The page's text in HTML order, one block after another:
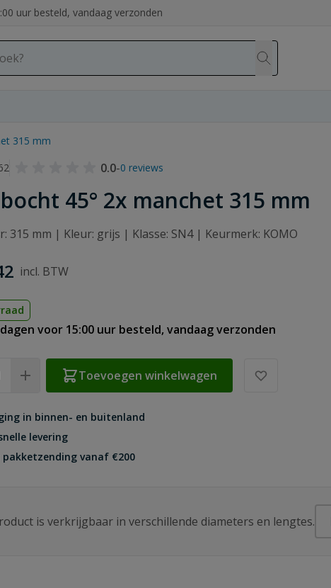
uur besteld, vandaag verzonden
315 mm
0.0-0 reviews
bocht 45° 2x manchet 315 mm
315 mm | Kleur: grijs | Klasse: SN4 | Keurmerk: KOMO
voor 15:00 uur besteld, vandaag verzonden
Toevoegen winkelwagen
in binnen- en buitenland
levering
pakketzending vanaf €200
is verkrijgbaar in verschillende diameters en lengtes.